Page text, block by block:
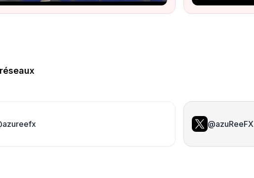
@azuReeFX